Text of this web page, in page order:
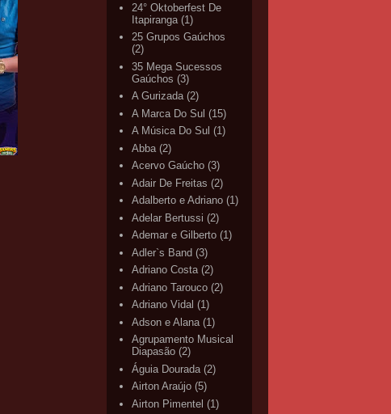
24° Oktoberfest De
Itapiranga (1)
25 Grupos Gaúchos
(2)
35 Mega Sucessos
Gaúchos (3)
A Gurizada (2)
A Marca Do Sul (15)
A Música Do Sul (1)
Abba (2)
Acervo Gaúcho (3)
Adair De Freitas (2)
Adalberto e Adriano (1)
Adelar Bertussi (2)
Ademar e Gilberto (1)
Adler`s Band (3)
Adriano Costa (2)
Adriano Tarouco (2)
Adriano Vidal (1)
Adson e Alana (1)
Agrupamento Musical
Diapasão (2)
Águia Dourada (2)
Airton Araújo (5)
Airton Pimentel (1)